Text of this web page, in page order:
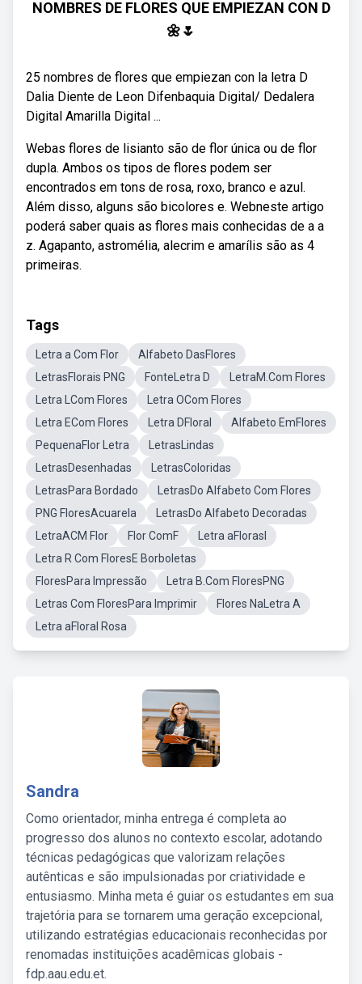
NOMBRES DE FLORES QUE EMPIEZAN CON D
🌼🌷
25 nombres de flores que empiezan con la letra D
Dalia Diente de Leon Difenbaquia Digital/ Dedalera
Digital Amarilla Digital ...
Webas flores de lisianto são de flor única ou de flor
dupla. Ambos os tipos de flores podem ser
encontrados em tons de rosa, roxo, branco e azul.
Além disso, alguns são bicolores e. Webneste artigo
poderá saber quais as flores mais conhecidas de a a
z. Agapanto, astromélia, alecrim e amarílis são as 4
primeiras.
Tags
Letra a Com Flor
Alfabeto DasFlores
LetrasFlorais PNG
FonteLetra D
LetraM.Com Flores
Letra LCom Flores
Letra OCom Flores
Letra ECom Flores
Letra DFloral
Alfabeto EmFlores
PequenaFlor Letra
LetrasLindas
LetrasDesenhadas
LetrasColoridas
LetrasPara Bordado
LetrasDo Alfabeto Com Flores
PNG FloresAcuarela
LetrasDo Alfabeto Decoradas
LetraACM Flor
Flor ComF
Letra aFlorasl
Letra R Com FloresE Borboletas
FloresPara Impressão
Letra B.Com FloresPNG
Letras Com FloresPara Imprimir
Flores NaLetra A
Letra aFloral Rosa
Sandra
Como orientador, minha entrega é completa ao
progresso dos alunos no contexto escolar, adotando
técnicas pedagógicas que valorizam relações
autênticas e são impulsionadas por criatividade e
entusiasmo. Minha meta é guiar os estudantes em sua
trajetória para se tornarem uma geração excepcional,
utilizando estratégias educacionais reconhecidas por
renomadas instituições acadêmicas globais -
fdp.aau.edu.et.